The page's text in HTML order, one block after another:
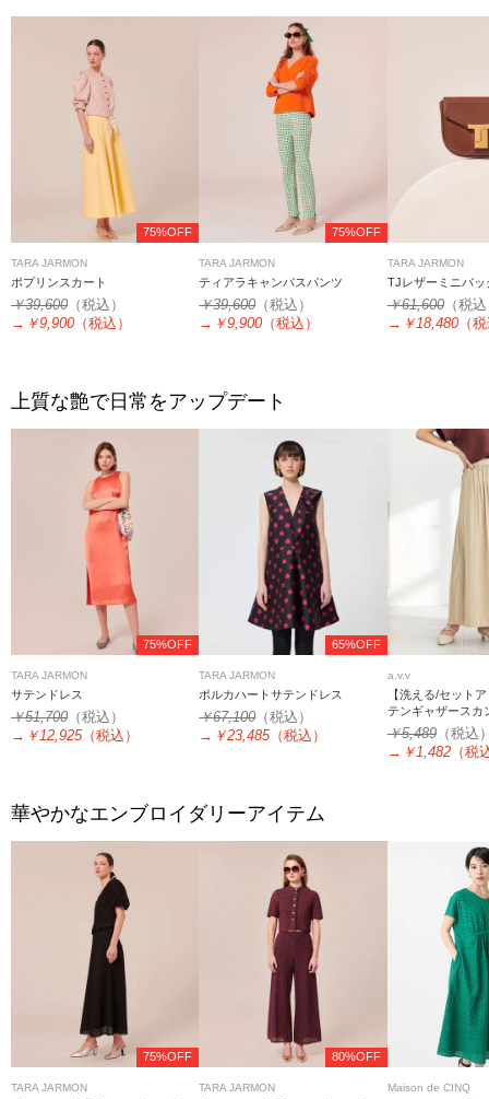
75%OFF
TARA JARMON
ポプリンスカート
￥39,600 （税込）
→ ￥9,900 （税込）
75%OFF
TARA JARMON
ティアラキャンバスパンツ
￥39,600（税込）
→ ￥9,900 （税込）
TARA JARMON
TJレザーミニバッ
￥61,600（税
→ ￥18,480（
上質な艶で日常をアップデート
75%OFF
TARA JARMON
サテンドレス
￥51,700 （税込）
→ ￥12,925（税込）
65%OFF
TARA JARMON
ポルカハートサテンドレス
￥67,100（税込）
→ ￥23,485（税込）
a.v.v
【洗える/セット
テンギャザースカ
￥5,489（税込
→ ￥1,482（税
華やかなエンブロイダリーアイテム
75%OFF
TARA JARMON
80%OFF
TARA JARMON Maison de CINQ